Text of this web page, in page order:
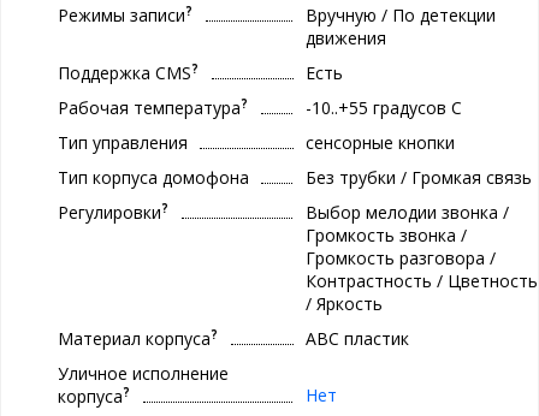
Режимы записи?
Вручную / По детекции
движения
Поддержка CMS?
Есть
Рабочая температура?
-10..+55 градуcов С
Тип управления
сенсорные кнопки
Тип корпуса домофона
Без трубки / Громкая связь
Регулировки?
Выбор мелодии звонка /
Громкость звонка /
Громкость разговора /
Контрастность / Цветность
/ Яркость
Материал корпуса?
ABC пластик
Уличное исполнение
корпуса?
Нет